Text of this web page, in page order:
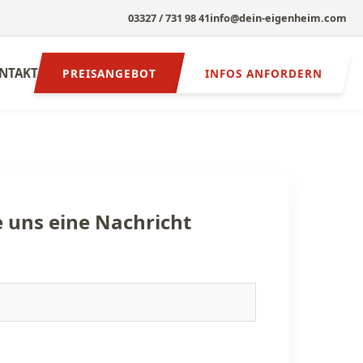
03327 / 731 98 41info@dein-eigenheim.com
PREISANGEBOT INFOS ANFORDERN
uns eine Nachricht